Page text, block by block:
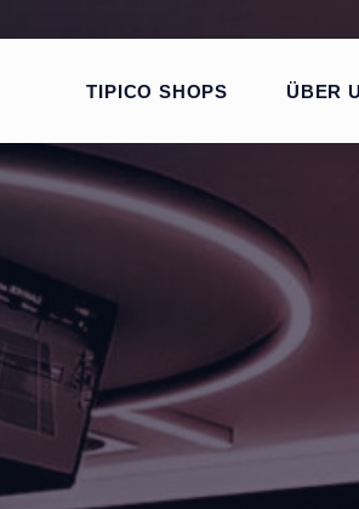
TIPICO SHOPS
ZEIGE MENÜ-
ÜBER
ZEIGE